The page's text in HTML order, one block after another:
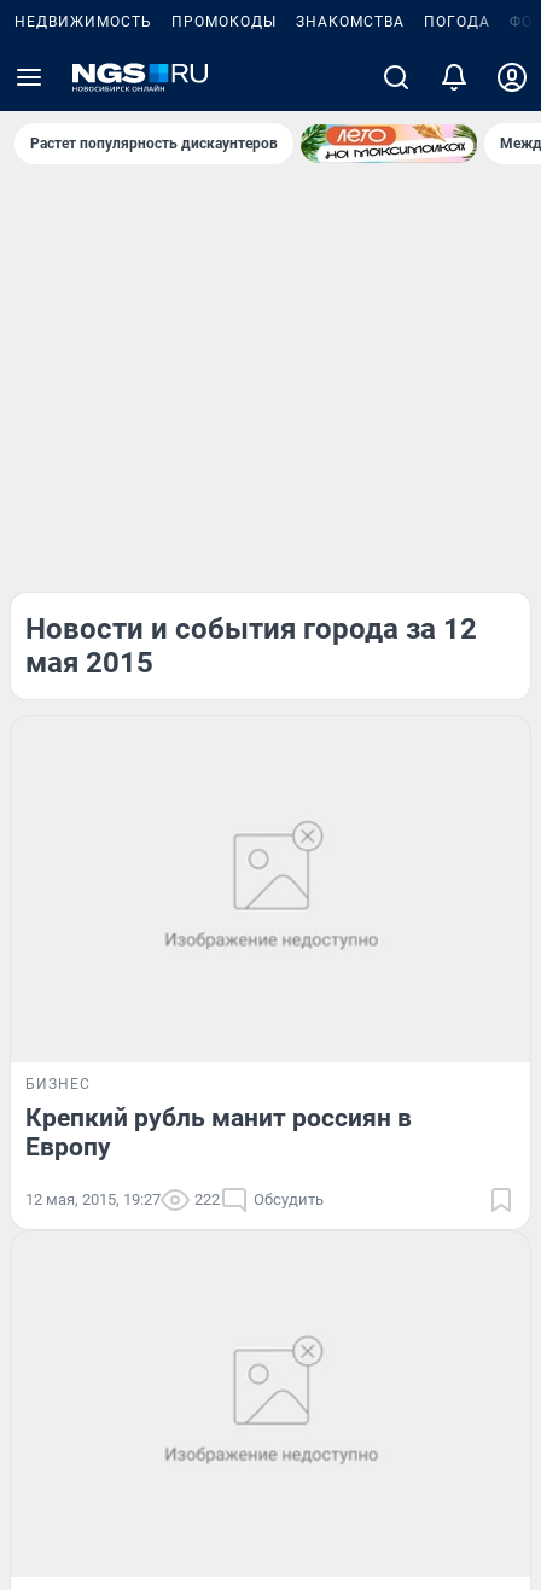
НЕДВИЖИМОСТЬ ПРОМОКОДЫ ЗНАКОМСТВА ПОГОДА
Растет популярность дискаунтеров
Новости и события города за 12
мая 2015
БИЗНЕС
Крепкий рубль манит россиян в
Европу
12 мая, 2015, 19:27 222 Обсудить